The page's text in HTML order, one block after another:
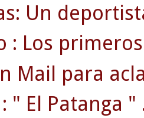
Un
: Los
Mail para
" El Patanga "